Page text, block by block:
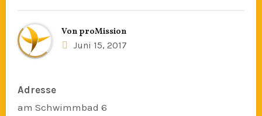
Von proMission
Juni 15, 2017
Adresse
am Schwimmbad 6